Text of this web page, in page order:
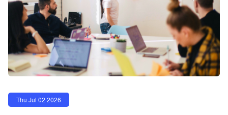
Thu Jul 02 2026